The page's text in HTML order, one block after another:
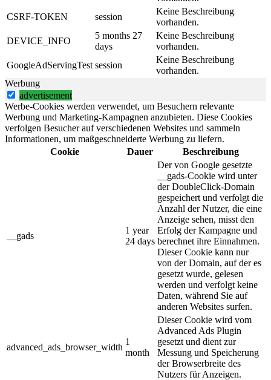
CSRF-TOKEN
session
Keine Beschreibung
vorhanden.
DEVICE_INFO
5 months 27
days
Keine Beschreibung
vorhanden.
GoogleAdServingTest session
Keine Beschreibung
vorhanden.
Werbung
advertisement
Werbe-Cookies werden verwendet, um Besuchern relevante
Werbung und Marketing-Kampagnen anzubieten. Diese Cookies
verfolgen Besucher auf verschiedenen Websites und sammeln
Informationen, um maßgeschneiderte Werbung zu liefern.
Cookie
Dauer Beschreibung
__gads
1 year
24 days
Der von Google gesetzte
__gads-Cookie wird unter
der DoubleClick-Domain
gespeichert und verfolgt die
Anzahl der Nutzer, die eine
Anzeige sehen, misst den
Erfolg der Kampagne und
berechnet ihre Einnahmen.
Dieser Cookie kann nur
von der Domain, auf der es
gesetzt wurde, gelesen
werden und verfolgt keine
Daten, während Sie auf
anderen Websites surfen.
advanced_ads_browser_width
1
month
Dieser Cookie wird vom
Advanced Ads Plugin
gesetzt und dient zur
Messung und Speicherung
der Browserbreite des
Nutzers für Anzeigen.